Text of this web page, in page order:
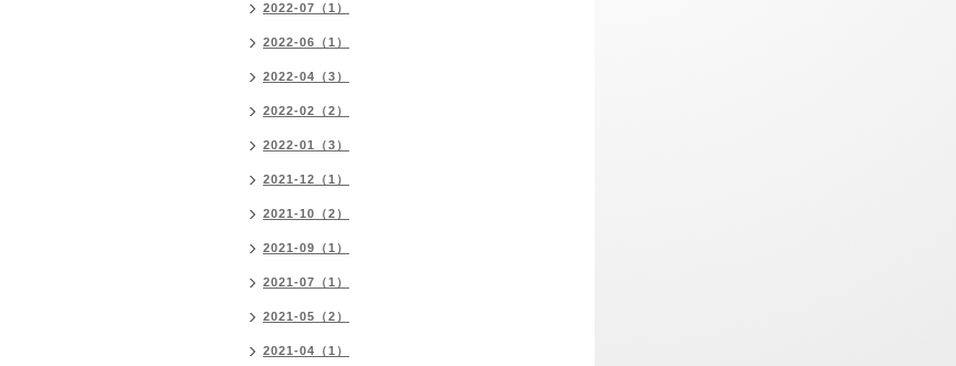
2022-07（1）
2022-06（1）
2022-04（3）
2022-02（2）
2022-01（3）
2021-12（1）
2021-10（2）
2021-09（1）
2021-07（1）
2021-05（2）
2021-04（1）